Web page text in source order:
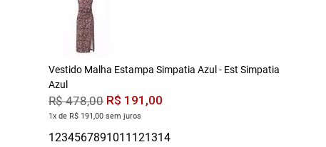
Vestido Malha Estampa Simpatia Azul - Est Simpatia
Azul
R$ 478,00 R$ 191 ,00
1x de R$ 191,00 sem juros